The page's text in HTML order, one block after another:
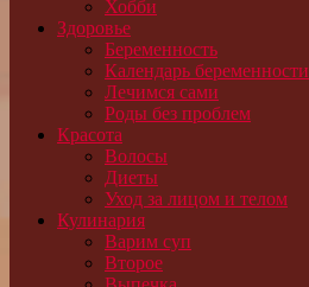
Хобби
Здоровье
Беременность
Календарь беременности
Лечимся сами
Роды без проблем
Красота
Волосы
Диеты
Уход за лицом и телом
Кулинария
Варим суп
Второе